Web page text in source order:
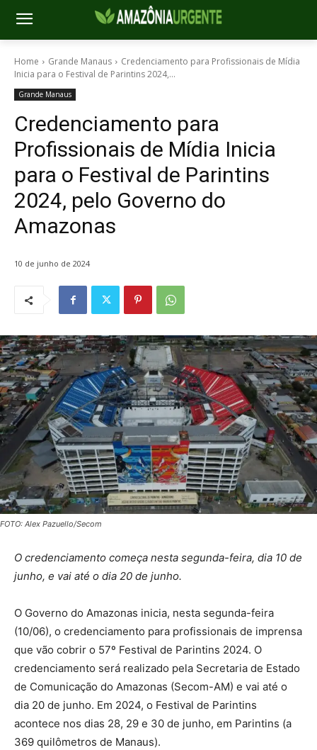
Home Grande Manaus
Credenciamento para Profissionais de Mídia
Inicia para o Festival de Parintins 2024,...
Grande Manaus
Credenciamento para
Profissionais de Mídia Inicia
para o Festival de Parintins
2024, pelo Governo do
Amazonas
10 de junho de 2024
FOTO: Alex Pazuello/Secom
O credenciamento começa nesta segunda-feira, dia 10 de
junho, e vai até o dia 20 de junho.
O Governo do Amazonas inicia, nesta segunda-feira
(10/06), o credenciamento para profissionais de imprensa
que vão cobrir o 57º Festival de Parintins 2024. O
credenciamento será realizado pela Secretaria de Estado
de Comunicação do Amazonas (Secom-AM) e vai até o
dia 20 de junho. Em 2024, o Festival de Parintins
acontece nos dias 28, 29 e 30 de junho, em Parintins (a
369 quilômetros de Manaus).